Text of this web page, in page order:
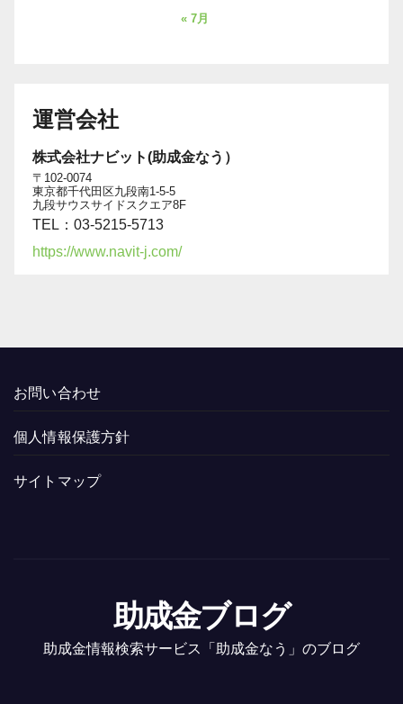
« 7月
運営会社
株式会社ナビット(助成金なう）
〒102-0074
東京都千代田区九段南1-5-5
九段サウスサイドスクエア8F
TEL：03-5215-5713
https://www.navit-j.com/
お問い合わせ
個人情報保護方針
サイトマップ
助成金ブログ
助成金情報検索サービス「助成金なう」のブログ